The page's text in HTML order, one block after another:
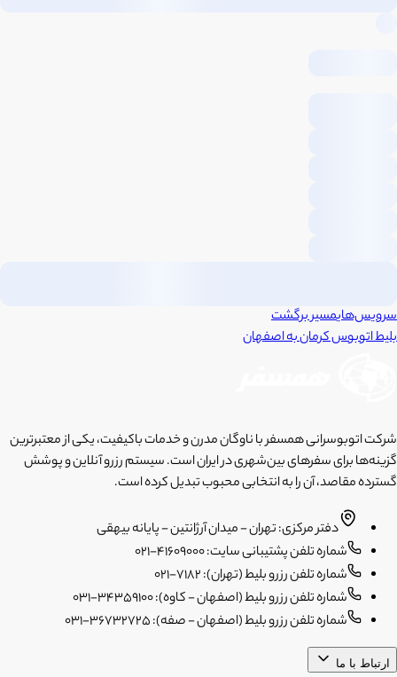
سرویس‌هایمسیر برگشت
بلیط اتوبوسکرمانبهاصفهان
شرکت اتوبوسرانی همسفر با ناوگان مدرن و خدمات باکیفیت، یکی از معتبرترین
گزینه‌ها برای سفرهای بین‌شهری در ایران است. سیستم رزرو آنلاین و پوشش
گسترده مقاصد، آن را به انتخابی محبوب تبدیل کرده است.
دفتر مرکزی: تهران - میدان آرژانتین - پایانه بیهقی
شماره تلفن پشتیبانی سایت: 41609000-021
شماره تلفن رزرو بلیط (تهران): 7182-021
شماره تلفن رزرو بلیط (اصفهان - کاوه): 34359100-031
شماره تلفن رزرو بلیط (اصفهان - صفه): 36732725-031
ارتباط با ما